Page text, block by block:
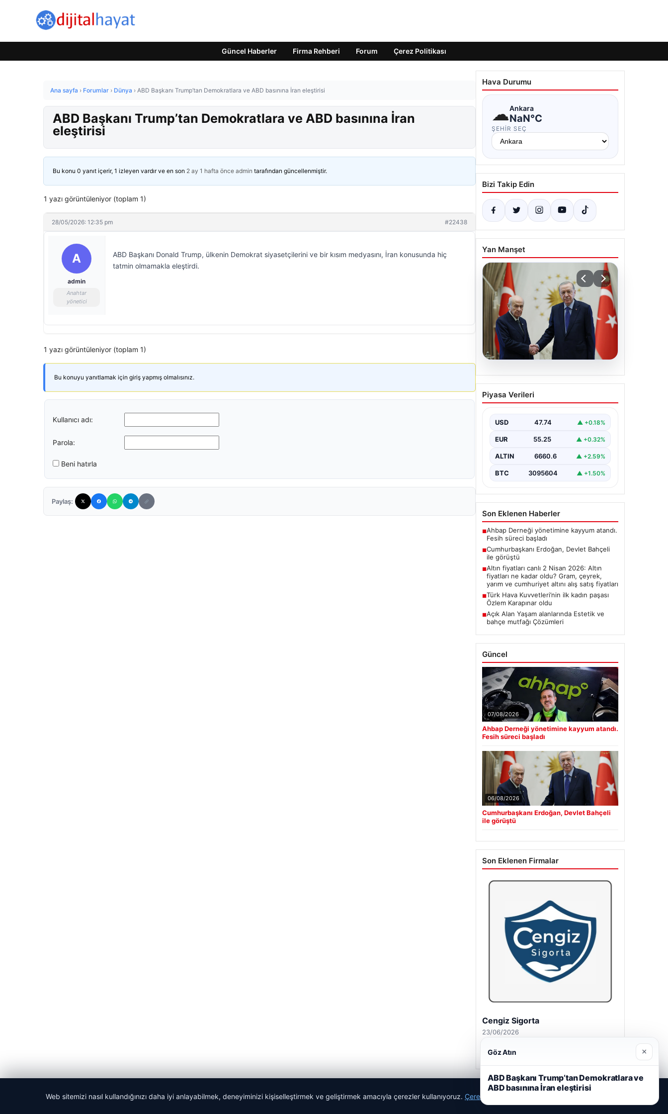
Güncel Haberler Firma Rehberi Forum Çerez Politikası
Ana sayfa › Forumlar › Dünya › ABD Başkanı Trump’tan Demokratlara ve ABD basınına İran eleştirisi
ABD Başkanı Trump’tan Demokratlara ve ABD basınına İran
eleştirisi
Bu konu 0 yanıt içerir, 1 izleyen vardır ve en son 2 ay 1 hafta önce admin tarafından güncellenmiştir.
1 yazı görüntüleniyor (toplam 1)
28/05/2026: 12:35 pm #22438
A
admin
Anahtar
yönetici
ABD Başkanı Donald Trump, ülkenin Demokrat siyasetçilerini ve bir kısım medyasını, İran konusunda hiç
tatmin olmamakla eleştirdi.
1 yazı görüntüleniyor (toplam 1)
Bu konuyu yanıtlamak için giriş yapmış olmalısınız.
Kullanıcı adı:
Parola:
Beni hatırla
Paylaş:
Hava Durumu
☁Ankara
NaN°C
ŞEHIR SEÇ
Bizi Takip Edin
Yan Manşet
06.08.2026
Cumhurbaşkanı Erdoğan,
Devlet Bahçeli ile görüştü
Piyasa Verileri
USD 47.74 ▲ +0.18%
EUR 55.25 ▲ +0.32%
ALTIN 6660.6 ▲ +2.59%
BTC 3095604 ▲ +1.50%
Son Eklenen Haberler
■Ahbap Derneği yönetimine kayyum atandı.
Fesih süreci başladı
■Cumhurbaşkanı Erdoğan, Devlet Bahçeli
ile görüştü
■Altın fiyatları canlı 2 Nisan 2026: Altın
fiyatları ne kadar oldu? Gram, çeyrek,
yarım ve cumhuriyet altını alış satış fiyatları
■Türk Hava Kuvvetleri’nin ilk kadın paşası
Özlem Karapınar oldu
■Açık Alan Yaşam alanlarında Estetik ve
bahçe mutfağı Çözümleri
Güncel
07/08/2026
Ahbap Derneği yönetimine kayyum atandı.
Fesih süreci başladı
06/08/2026
Cumhurbaşkanı Erdoğan, Devlet Bahçeli
ile görüştü
Son Eklenen Firmalar
Cengiz Sigorta
23/06/2026
Web sitemizi nasıl kullandığınızı daha iyi anlayabilmek, deneyiminizi kişiselleştirmek ve geliştirmek amacıyla çerezler kullanıyoruz. Çerez Politikamız
Göz Atın ×
ABD Başkanı Trump’tan Demokratlara ve
ABD basınına İran eleştirisi